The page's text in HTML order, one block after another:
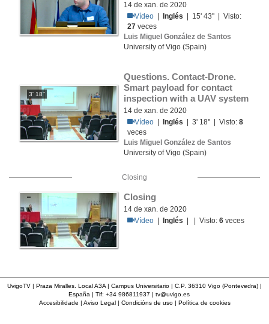
14 de xan. de 2020
Vídeo
Inglés | 15' 43'' | Visto:
27 veces
Luis Miguel González de Santos
University of Vigo (Spain)
3' 18''
Questions. Contact-Drone.
Smart payload for contact
inspection with a UAV system
14 de xan. de 2020
Vídeo
Inglés | 3' 18'' | Visto:8
veces
Luis Miguel González de Santos
University of Vigo (Spain)
Closing
Closing
14 de xan. de 2020
Vídeo
Inglés | | Visto:6 veces
UvigoTV | Praza Miralles. Local A3A | Campus Universitario | C.P. 36310 Vigo (Pontevedra) |
España | Tlf: +34 986811937 | tv@uvigo.es
Accesibilidade | Aviso Legal| Condicións de uso| Política de cookies